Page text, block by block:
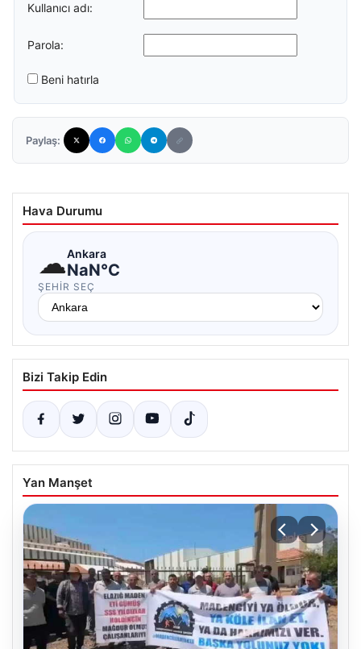
Kullanıcı adı:
Parola:
Beni hatırla
Paylaş:
Hava Durumu
☁Ankara
NaN°C
ŞEHIR SEÇ
Bizi Takip Edin
Yan Manşet